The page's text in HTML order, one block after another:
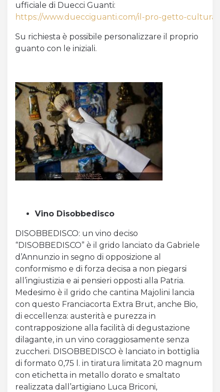
ufficiale di Duecci Guanti:
https://www.duecciguanti.com/il-pro-getto-
Su richiesta è possibile personalizzare il proprio
guanto con le iniziali.
Vino Disobbedisco
DISOBBEDISCO: un vino deciso
“DISOBBEDISCO” è il grido lanciato da Gabriele
d’Annunzio in segno di opposizione al
conformismo e di forza decisa a non piegarsi
all’ingiustizia e ai pensieri opposti alla Patria.
Medesimo è il grido che cantina Majolini lancia
con questo Franciacorta Extra Brut, anche Bio,
di eccellenza: austerità e purezza in
contrapposizione alla facilità di degustazione
dilagante, in un vino coraggiosamente senza
zuccheri. DISOBBEDISCO è lanciato in bottiglia
di formato 0,75 l. in tiratura limitata 20 magnum
con etichetta in metallo dorato e smaltato
realizzata dall’artigiano Luca Briconi,